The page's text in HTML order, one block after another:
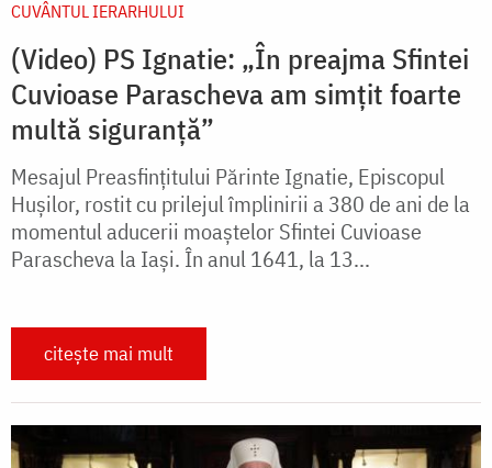
CUVÂNTUL IERARHULUI
(Video) PS Ignatie: „În preajma Sfintei
Cuvioase Parascheva am simțit foarte
multă siguranță”
Mesajul Preasfințitului Părinte Ignatie, Episcopul
Huşilor, rostit cu prilejul împlinirii a 380 de ani de la
momentul aducerii moaștelor Sfintei Cuvioase
Parascheva la Iași. În anul 1641, la 13...
citește mai mult